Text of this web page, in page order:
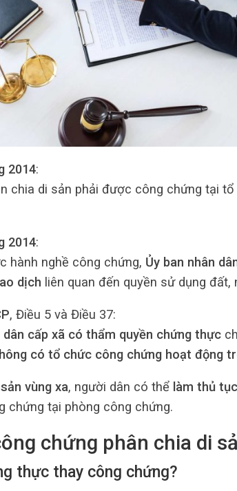
2014:
chia di sản phải được công chứng tại
2014:
hành nghề công chứng, Ủy ban nhân
dịch liên quan đến quyền sử dụng đất,
, Điều 5 và Điều 37:
dân cấp xã có thẩm quyền chứng thực
có tổ chức công chứng hoạt động
vùng xa, người dân có thể làm thủ
chứng tại phòng công chứng.
chứng phân chia di
thực thay công chứng?